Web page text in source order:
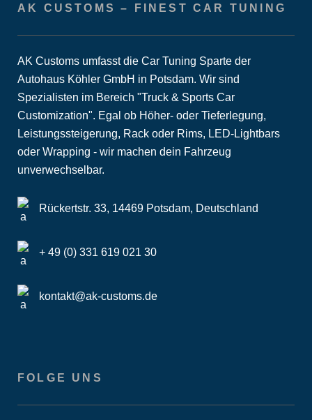
AK CUSTOMS – FINEST CAR TUNING
AK Customs umfasst die Car Tuning Sparte der
Autohaus Köhler GmbH in Potsdam. Wir sind
Spezialisten im Bereich "Truck & Sports Car
Customization". Egal ob Höher- oder Tieferlegung,
Leistungssteigerung, Rack oder Rims, LED-Lightbars
oder Wrapping - wir machen dein Fahrzeug
unverwechselbar.
Rückertstr. 33, 14469 Potsdam, Deutschland
+ 49 (0) 331 619 021 30
kontakt@ak-customs.de
FOLGE UNS